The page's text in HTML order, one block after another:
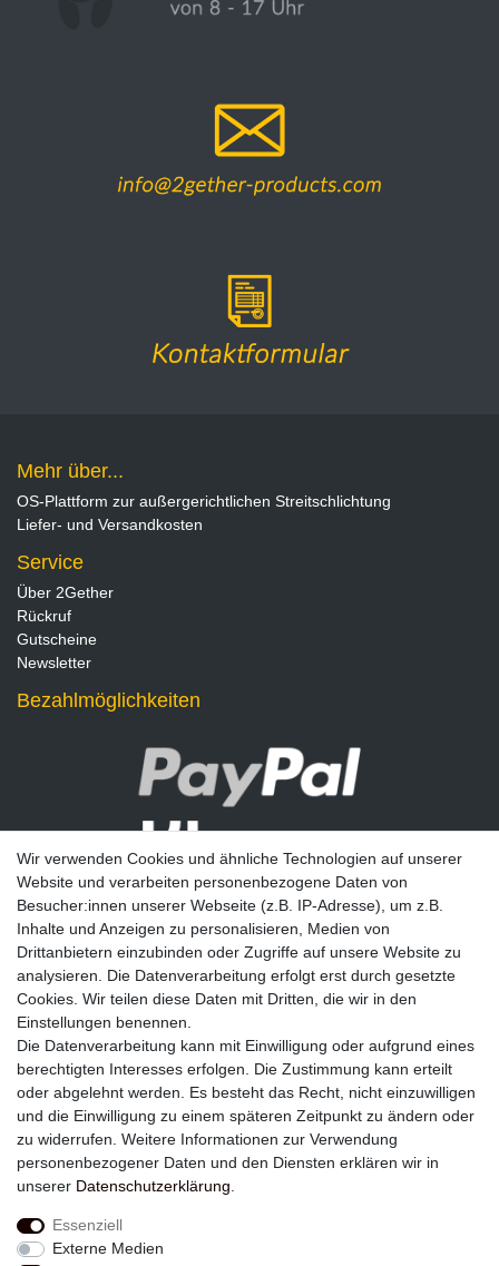
Mehr über...
OS-Plattform zur außergerichtlichen Streitschlichtung
Liefer- und Versandkosten
Service
Über 2Gether
Rückruf
Gutscheine
Newsletter
Bezahlmöglichkeiten
Newsletter
E-MAIL **
Einwilligung kann ich jederzeit widerrufen.**
Abonnieren
Wir verwenden Cookies und ähnliche Technologien auf unserer
Website und verarbeiten personenbezogene Daten von
Besucher:innen unserer Webseite (z.B. IP-Adresse), um z.B.
Inhalte und Anzeigen zu personalisieren, Medien von
Drittanbietern einzubinden oder Zugriffe auf unsere Website zu
analysieren. Die Datenverarbeitung erfolgt erst durch gesetzte
Cookies. Wir teilen diese Daten mit Dritten, die wir in den
Einstellungen benennen.
Die Datenverarbeitung kann mit Einwilligung oder aufgrund eines
berechtigten Interesses erfolgen. Die Zustimmung kann erteilt
oder abgelehnt werden. Es besteht das Recht, nicht einzuwilligen
und die Einwilligung zu einem späteren Zeitpunkt zu ändern oder
zu widerrufen. Weitere Informationen zur Verwendung
personenbezogener Daten und den Diensten erklären wir in
unserer Daten­schutz­erklärung
Essenziell
Externe Medien